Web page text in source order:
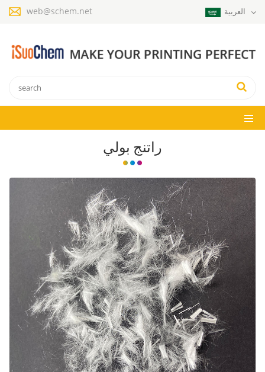
web@schem.net
راتنج بولي